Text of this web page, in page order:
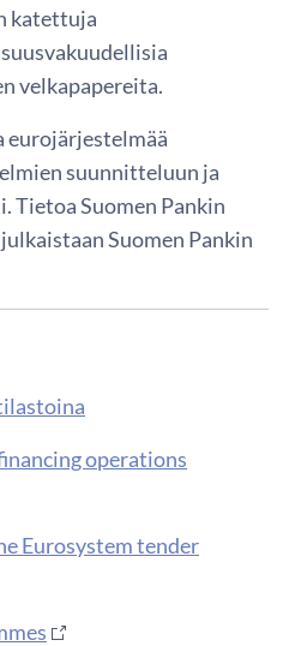
katettuja
velkapapereita.
eurojärjestelmää
suunnitteluun ja
Tietoa Suomen Pankin
Suomen Pankin
operations
Eurosystem tender